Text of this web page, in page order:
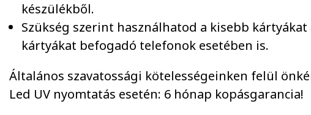
készülékből.
Szükség szerint használhatod a kisebb
kártyákat befogadó telefonok esetében is.
Általános szavatossági kötelességeinken felül
Led UV nyomtatás esetén: 6 hónap kopásgarancia!